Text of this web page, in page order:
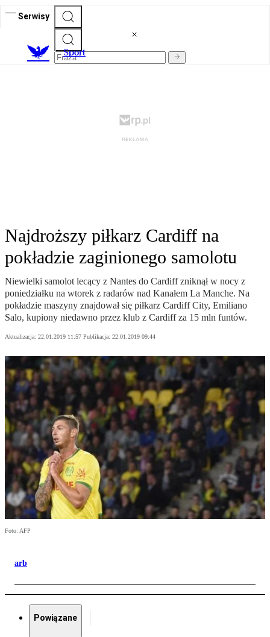
Serwisy
Sport
Najdroższy piłkarz Cardiff na
pokładzie zaginionego samolotu
Niewielki samolot lecący z Nantes do Cardiff zniknął w nocy z
poniedziałku na wtorek z radarów nad Kanałem La Manche. Na
pokładzie maszyny znajdował się piłkarz Cardiff City, Emiliano
Salo, kupiony niedawno przez klub z Cardiff za 15 mln funtów.
Aktualizacja: 22.01.2019 11:57 Publikacja: 22.01.2019 09:44
Foto: AFP
arb
Powiązane